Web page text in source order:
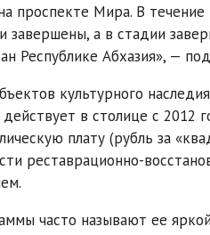
проспекте Мира. В
завершены, а в стадии
Республике Абхазия», —
культурного
в столице с 2012
плату (рубль за
реставрационно-
часто называют ее